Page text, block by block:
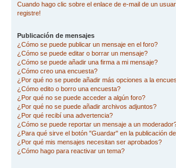
Cuando hago clic sobre el enlace de e-mail de un
registre!
Publicación de mensajes
¿Cómo se puede publicar un mensaje en el foro?
¿Cómo se puede editar o borrar un mensaje?
¿Cómo se puede añadir una firma a mi mensaje?
¿Cómo creo una encuesta?
¿Por qué no se puede añadir más opciones a la
¿Cómo edito o borro una encuesta?
¿Por qué no se puede acceder a algún foro?
¿Por qué no se puede añadir archivos adjuntos?
¿Por qué recibí una advertencia?
¿Cómo se puede reportar un mensaje a un
¿Para qué sirve el botón "Guardar" en la publicación
¿Por qué mis mensajes necesitan ser aprobados?
¿Cómo hago para reactivar un tema?